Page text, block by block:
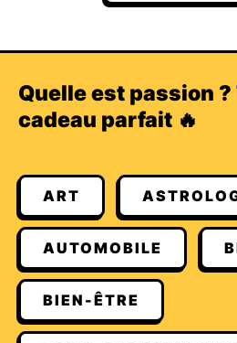
Quelle est passion
cadeau parfait 🔥
ART
AUTOMOBILE
BIEN-ÊTRE